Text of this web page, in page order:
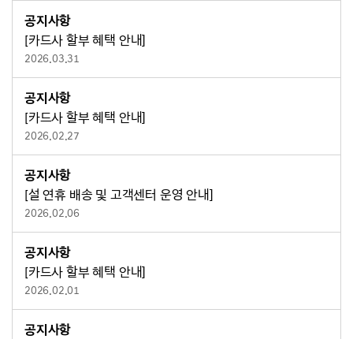
공지사항
[카드사 할부 혜택 안내]
2026.03.31
공지사항
[카드사 할부 혜택 안내]
2026.02.27
공지사항
[설 연휴 배송 및 고객센터 운영 안내]
2026.02.06
공지사항
[카드사 할부 혜택 안내]
2026.02.01
공지사항